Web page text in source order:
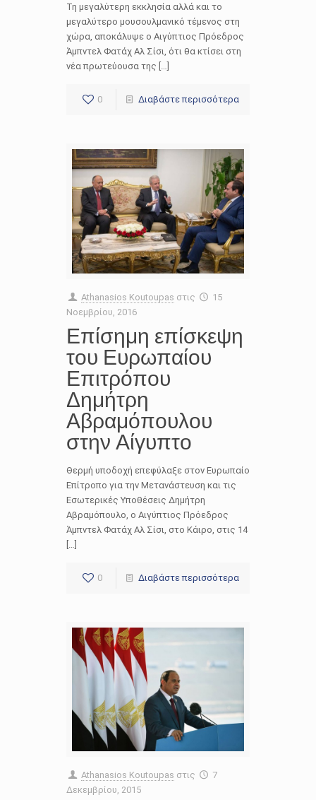
Τη μεγαλύτερη εκκλησία αλλά και το
μεγαλύτερο μουσουλμανικό τέμενος στη
χώρα, αποκάλυψε ο Αιγύπτιος Πρόεδρος
Άμπντελ Φατάχ Αλ Σίσι, ότι θα κτίσει στη
νέα πρωτεύουσα της […]
0 Διαβάστε περισσότερα
Athanasios Koutoupas στις
15
Νοεμβρίου, 2016
Επίσημη επίσκεψη
του Ευρωπαίου
Επιτρόπου
Δημήτρη
Αβραμόπουλου
στην Αίγυπτο
Θερμή υποδοχή επεφύλαξε στον Ευρωπαίο
Επίτροπο για την Μετανάστευση και τις
Εσωτερικές Υποθέσεις Δημήτρη
Αβραμόπουλο, ο Αιγύπτιος Πρόεδρος
Άμπντελ Φατάχ Αλ Σίσι, στο Κάιρο, στις 14
[…]
0 Διαβάστε περισσότερα
Athanasios Koutoupas στις
7
Δεκεμβρίου, 2015